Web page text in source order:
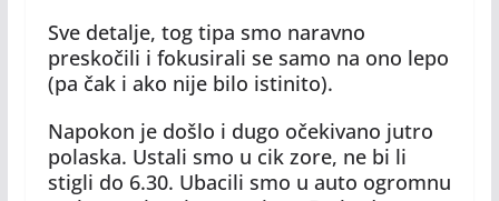
Sve detalje, tog tipa smo naravno
preskočili i fokusirali se samo na ono lepo
(pa čak i ako nije bilo istinito).
Napokon je došlo i dugo očekivano jutro
polaska. Ustali smo u cik zore, ne bi li
stigli do 6.30. Ubacili smo u auto ogromnu